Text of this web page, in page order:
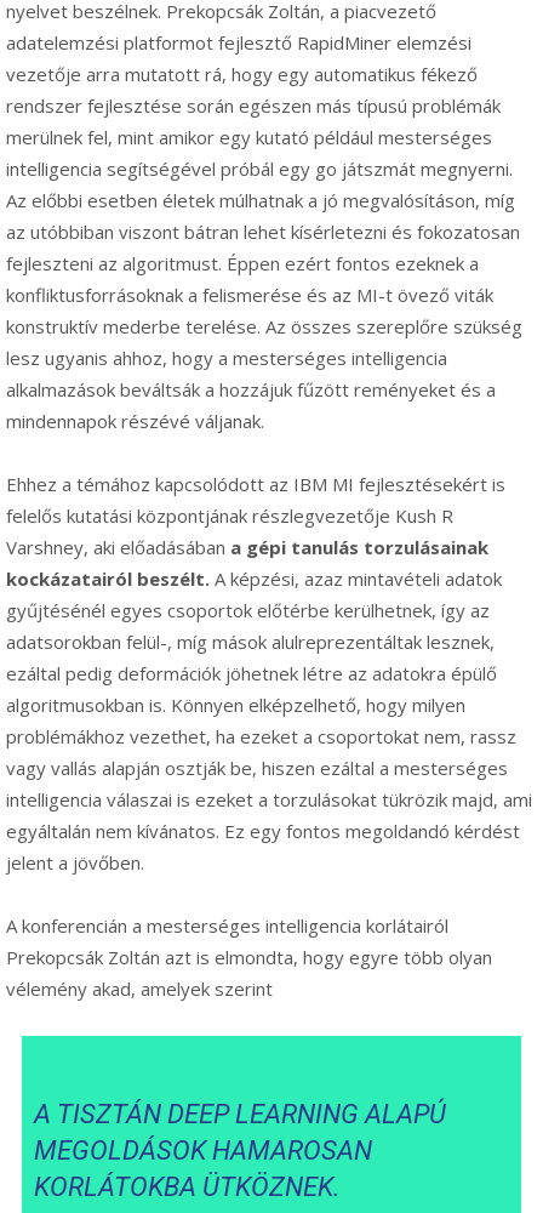
nyelvet beszélnek. Prekopcsák Zoltán, a piacvezető
adatelemzési platformot fejlesztő RapidMiner elemzési
vezetője arra mutatott rá, hogy egy automatikus fékező
rendszer fejlesztése során egészen más típusú problémák
merülnek fel, mint amikor egy kutató például mesterséges
intelligencia segítségével próbál egy go játszmát megnyerni.
Az előbbi esetben életek múlhatnak a jó megvalósításon, míg
az utóbbiban viszont bátran lehet kísérletezni és fokozatosan
fejleszteni az algoritmust. Éppen ezért fontos ezeknek a
konfliktusforrásoknak a felismerése és az MI-t övező viták
konstruktív mederbe terelése. Az összes szereplőre szükség
lesz ugyanis ahhoz, hogy a mesterséges intelligencia
alkalmazások beváltsák a hozzájuk fűzött reményeket és a
mindennapok részévé váljanak.
Ehhez a témához kapcsolódott az IBM MI fejlesztésekért is
felelős kutatási központjának részlegvezetője Kush R
Varshney, aki előadásában a gépi tanulás torzulásainak
kockázatairól beszélt. A képzési, azaz mintavételi adatok
gyűjtésénél egyes csoportok előtérbe kerülhetnek, így az
adatsorokban felül-, míg mások alulreprezentáltak lesznek,
ezáltal pedig deformációk jöhetnek létre az adatokra épülő
algoritmusokban is. Könnyen elképzelhető, hogy milyen
problémákhoz vezethet, ha ezeket a csoportokat nem, rassz
vagy vallás alapján osztják be, hiszen ezáltal a mesterséges
intelligencia válaszai is ezeket a torzulásokat tükrözik majd, ami
egyáltalán nem kívánatos. Ez egy fontos megoldandó kérdést
jelent a jövőben.
A konferencián a mesterséges intelligencia korlátairól
Prekopcsák Zoltán azt is elmondta, hogy egyre több olyan
vélemény akad, amelyek szerint
A TISZTÁN DEEP LEARNING ALAPÚ
MEGOLDÁSOK HAMAROSAN
KORLÁTOKBA ÜTKÖZNEK.